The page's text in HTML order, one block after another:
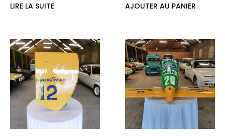
LIRE LA SUITE
AJOUTER AU PANIER